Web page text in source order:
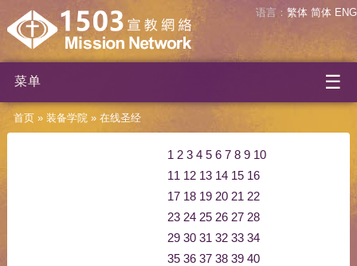
语言： 繁体 简体 ENG
菜单 ☰
首页» 装备学院 » 在线圣经
1 2 3 4 5 6 7 8 9 10
11 12 13 14 15 16
17 18 19 20 21 22
23 24 25 26 27 28
29 30 31 32 33 34
35 36 37 38 39 40